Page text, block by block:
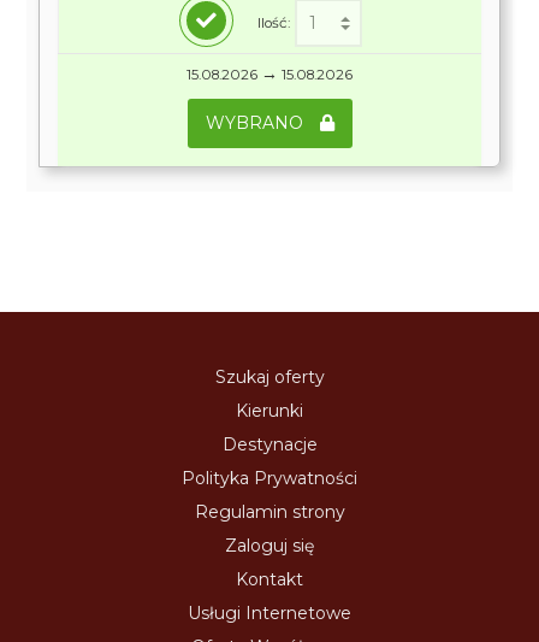
Ilość:
15.08.2026 → 15.08.2026
WYBRANO
Szukaj oferty
Kierunki
Destynacje
Polityka Prywatności
Regulamin strony
Zaloguj się
Kontakt
Usługi Internetowe